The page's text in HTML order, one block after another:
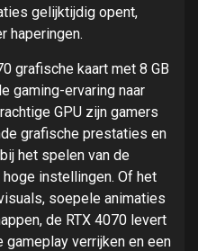
gelijktijdig opent,
haperingen.
grafische kaart met 8 GB
gaming-ervaring naar
GPU zijn gamers
grafische prestaties en
het spelen van de
instellingen. Of het
soepele animaties
de RTX 4070 levert
verrijken en een